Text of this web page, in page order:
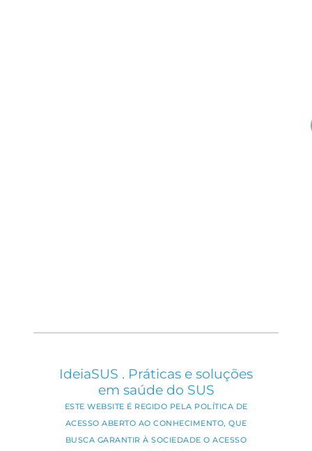
IdeiaSUS . Práticas e soluções
em saúde do SUS
ESTE WEBSITE É REGIDO PELA POLÍTICA DE
ACESSO ABERTO AO CONHECIMENTO, QUE
BUSCA GARANTIR À SOCIEDADE O ACESSO